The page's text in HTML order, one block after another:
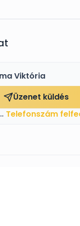
Viktória
Üzenet küldés
Telefonszám